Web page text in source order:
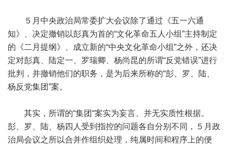
５月中央政治局常委扩大会议除了通过《五一六通
知》、决定撤销以彭真为首的“文化革命五人小组”主持制定
的《二月提纲》、成立新的“中央文化革命小组”之外，还决
定对彭真、陆定一、罗瑞卿、杨尚昆的所谓“反党错误”进行
批判，并撤销他们的职务，是为后来所称的“彭、罗、陆、
杨反党集团”案。
其实，所谓的“集团“案实为妄言、并无实质性根据。
彭、罗、陆、杨四人受到指控的问题各自分别不同，５月政
治局会议之所以合并作组织处理，纯属时间和程序上的便